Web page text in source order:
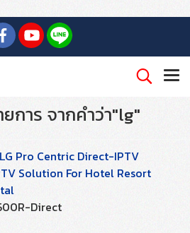
การ จากคำว่า"lg"
Pro Centric Direct-IPTV
Solution For Hotel Resort
Direct